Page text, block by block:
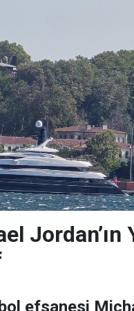
Jordan’ın
efsanesi